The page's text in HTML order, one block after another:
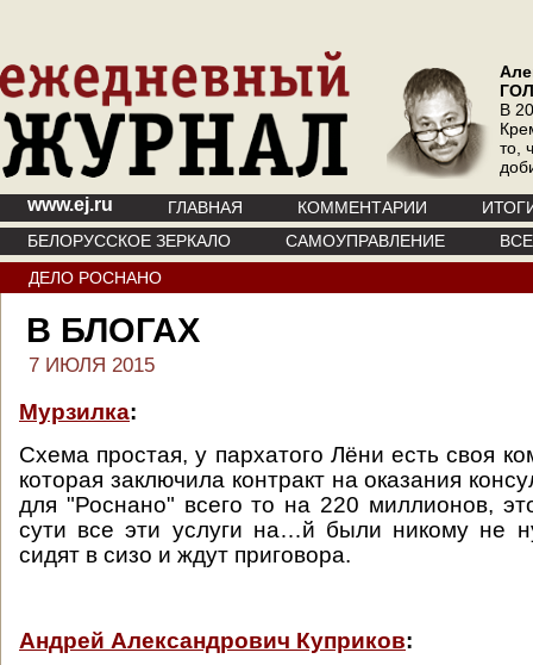
В
то,
www.ej.ru ГЛАВНАЯ КОММЕНТАРИИ
БЕЛОРУССКОЕ ЗЕРКАЛО
САМОУПРАВЛЕНИЕ
ДЕЛО РОСНАНО
В БЛОГАХ
7 ИЮЛЯ 2015
Мурзилка:
Схема простая, у пархатого Лёни есть своя
которая заключила контракт на оказания
для "Роснано" всего то на 220 миллионов,
сути все эти услуги на…й были никому не
сидят в сизо и ждут приговора.
Андрей Александрович Куприков: